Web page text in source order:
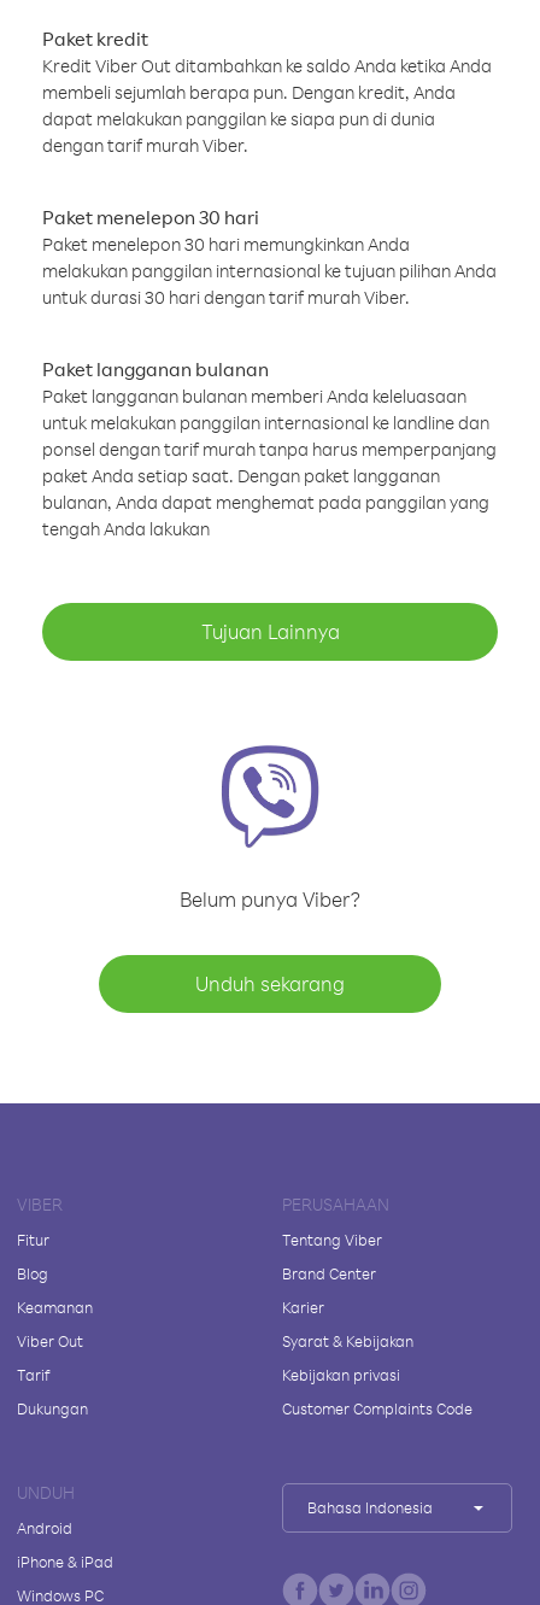
Paket kredit
Kredit Viber Out ditambahkan ke saldo Anda ketika Anda
membeli sejumlah berapa pun. Dengan kredit, Anda
dapat melakukan panggilan ke siapa pun di dunia
dengan tarif murah Viber.
Paket menelepon 30 hari
Paket menelepon 30 hari memungkinkan Anda
melakukan panggilan internasional ke tujuan pilihan Anda
untuk durasi 30 hari dengan tarif murah Viber.
Paket langganan bulanan
Paket langganan bulanan memberi Anda keleluasaan
untuk melakukan panggilan internasional ke landline dan
ponsel dengan tarif murah tanpa harus memperpanjang
paket Anda setiap saat. Dengan paket langganan
bulanan, Anda dapat menghemat pada panggilan yang
tengah Anda lakukan
Tujuan Lainnya
Belum punya Viber?
Unduh sekarang
VIBER
Fitur
Blog
Keamanan
Viber Out
Tarif
Dukungan
PERUSAHAAN
Tentang Viber
Brand Center
Karier
Syarat & Kebijakan
Kebijakan privasi
Customer Complaints Code
UNDUH
Android
iPhone & iPad
Windows PC
Bahasa Indonesia